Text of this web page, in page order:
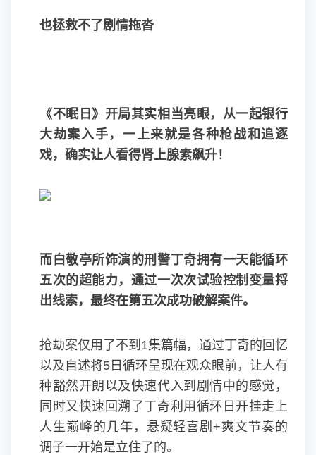
也拯救不了剧情拖沓
《不眠日》开局其实相当亮眼，从一起银行
大劫案入手，一上来就是各种枪战和追逐
戏，确实让人看得肾上腺素飙升！
而白敬亭所饰演的刑警丁奇拥有一天能循环
五次的超能力，通过一次次试验控制变量捋
出线索，最终在第五次成功破解案件。
抢劫案仅用了不到1集篇幅，通过丁奇的回忆
以及自述将5日循环呈现在观众眼前，让人有
种豁然开朗以及快速代入到剧情中的感觉，
同时又快速回溯了丁奇利用循环日开挂走上
人生巅峰的几年，悬疑轻喜剧+爽文节奏的
调子一开始是立住了的。